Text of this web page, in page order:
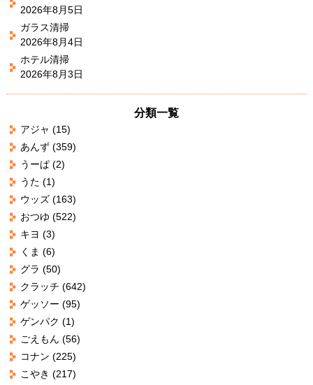
2026年8月5日
ガラス清掃
2026年8月4日
ホテル清掃
2026年8月3日
分類一覧
アジャ (15)
あんず(359)
うーぱ(2)
うた (1)
ウッズ(163)
おつゆ (522)
キヨ (3)
くま (6)
グラ (50)
クラッチ (642)
ゲッソー (95)
ゲンパク (1)
ごえもん (56)
コナン (225)
こやき (217)